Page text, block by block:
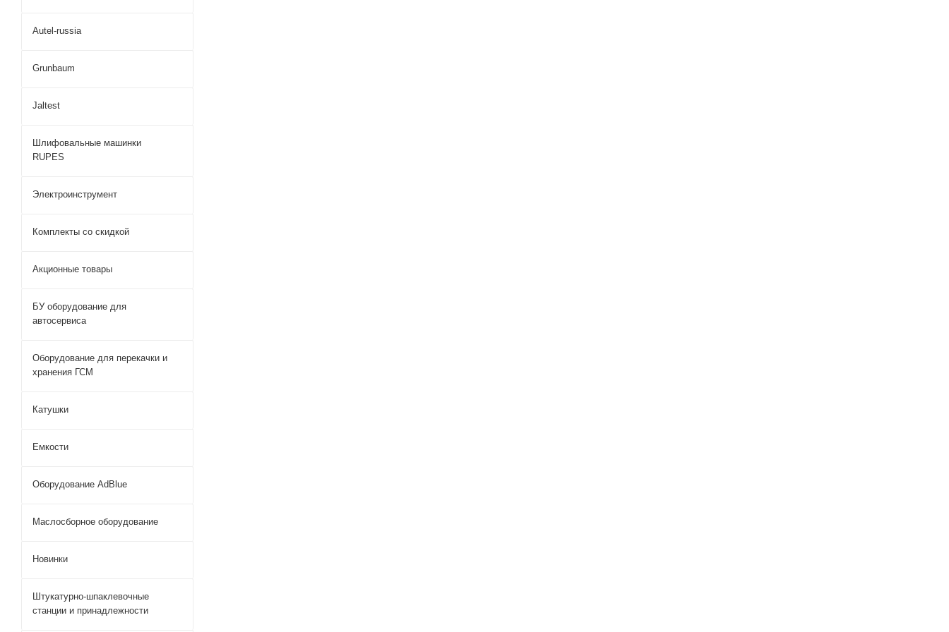
Autel-russia
Grunbaum
Jaltest
Шлифовальные машинки
RUPES
Электроинструмент
Комплекты со скидкой
Акционные товары
БУ оборудование для
автосервиса
Оборудование для перекачки и
хранения ГСМ
Катушки
Емкости
Оборудование AdBlue
Маслосборное оборудование
Новинки
Штукатурно-шпаклевочные
станции и принадлежности